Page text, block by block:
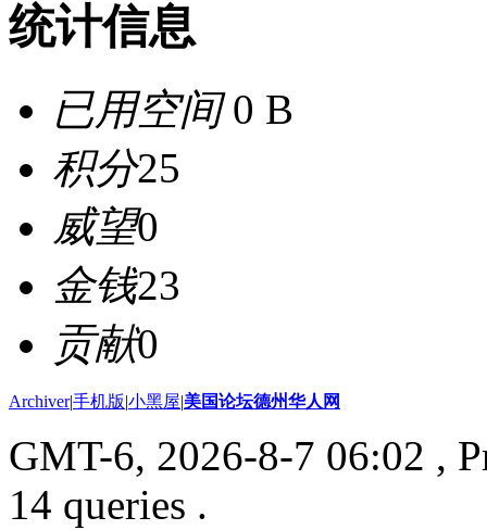
统计信息
已用空间0 B
积分25
威望0
金钱23
贡献0
Archiver|手机版|小黑屋|美国论坛德州华人网
GMT-6, 2026-8-7 06:02 ,
14 queries .